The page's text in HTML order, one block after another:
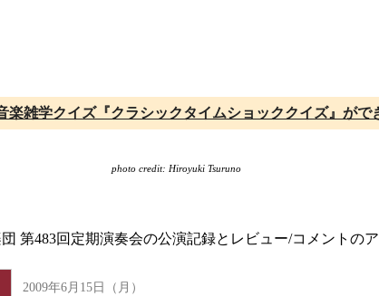
楽雑学クイズ『クラシックタイムショッククイズ』がで
photo credit: Hiroyuki Tsuruno
第483回定期演奏会の公演記録とレビュー/コメントの
2009年6月15日（月）